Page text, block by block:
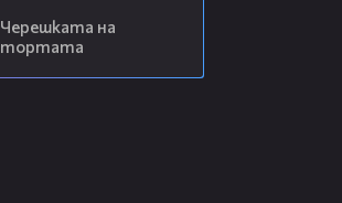
Черешката на
тортата